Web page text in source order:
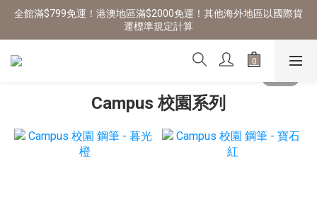
全館滿$799免運！港澳地區滿$2000免運！其他海外地區以國際貨
運標準規定計算
Campus 校園系列